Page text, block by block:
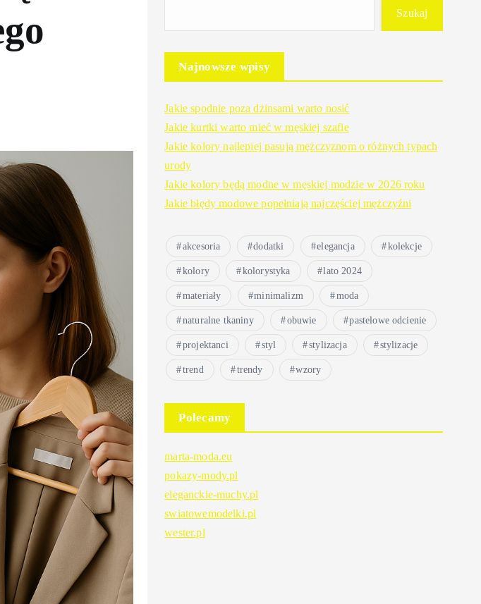
Szukaj
Najnowsze wpisy
Jakie spodnie poza dżinsami warto nosić
Jakie kurtki warto mieć w męskiej szafie
Jakie kolory najlepiej pasują mężczyznom o różnych typach
urody
Jakie kolory będą modne w męskiej modzie w 2026 roku
Jakie błędy modowe popełniają najczęściej mężczyźni
akcesoria dodatki elegancja kolekcje
kolory kolorystyka lato 2024
materiały minimalizm moda
naturalne tkaniny obuwie pastelowe odcienie
projektanci styl stylizacja stylizacje
trend trendy wzory
Polecamy
marta-moda.eu
pokazy-mody.pl
eleganckie-muchy.pl
swiatowemodelki.pl
wester.pl